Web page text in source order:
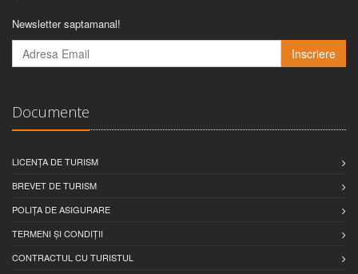
Newsletter saptamanal!
Inscriere
Documente
LICENȚA DE TURISM
BREVET DE TURISM
POLIȚA DE ASIGURARE
TERMENI ȘI CONDIȚII
CONTRACTUL CU TURISTUL